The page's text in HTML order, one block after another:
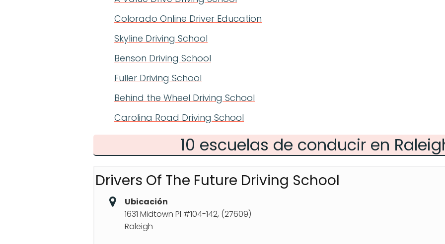
Colorado Online Driver Education
Skyline Driving School
Benson Driving School
Fuller Driving School
Behind the Wheel Driving School
Carolina Road Driving School
10 escuelas de conducir en
Drivers Of The Future Driving School
Ubicación
1631 Midtown Pl #104-142, (27609)
Raleigh